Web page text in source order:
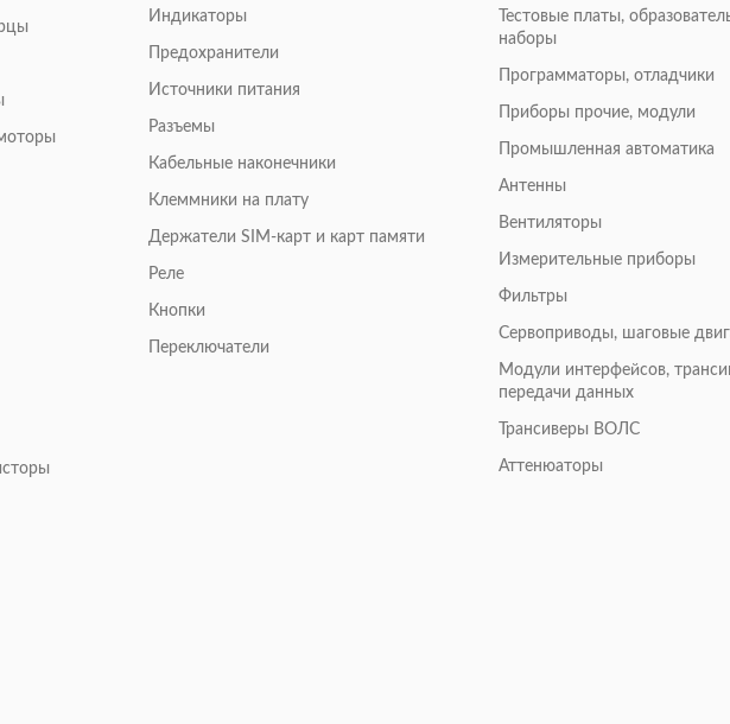
Индикаторы
Предохранители
Источники питания
Разъемы
Кабельные наконечники
Клеммники на плату
Держатели SIM-карт и карт памяти
Реле
Кнопки
Переключатели
Тестовые платы,
наборы
Программаторы, отладчики
Приборы прочие, модули
Промышленная автоматика
Антенны
Вентиляторы
Измерительные приборы
Фильтры
Сервоприводы, шаговые
Модули интерфейсов,
передачи данных
Трансиверы ВОЛС
Аттенюаторы